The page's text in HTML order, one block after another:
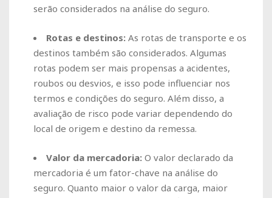
serão considerados na análise do seguro.
Rotas e destinos: As rotas de transporte e os
destinos também são considerados. Algumas
rotas podem ser mais propensas a acidentes,
roubos ou desvios, e isso pode influenciar nos
termos e condições do seguro. Além disso, a
avaliação de risco pode variar dependendo do
local de origem e destino da remessa.
Valor da mercadoria: O valor declarado da
mercadoria é um fator-chave na análise do
seguro. Quanto maior o valor da carga, maior